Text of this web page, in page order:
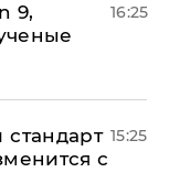
9,
16:25
с
15:25